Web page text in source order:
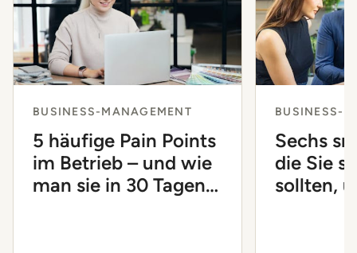
BUSINESS-MANAGEMENT
5 häufige Pain Points
im Betrieb – und wie
man sie in 30 Tagen
BUSINESS-
Sechs
die Sie
sollten,